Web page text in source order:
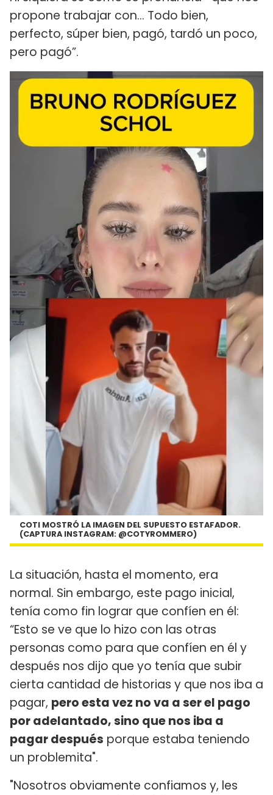
propone trabajar con... Todo bien,
perfecto, súper bien, pagó, tardó un poco,
pero pagó”.
COTI MOSTRÓ LA IMAGEN DEL SUPUESTO ESTAFADOR.
(CAPTURA INSTAGRAM: @COTYROMMERO)
La situación, hasta el momento, era
normal. Sin embargo, este pago inicial,
tenía como fin lograr que confíen en él:
“Esto se ve que lo hizo con las otras
personas como para que confíen en él y
después nos dijo que yo tenía que subir
cierta cantidad de historias y que nos iba a
pagar, pero esta vez no va a ser el pago
por adelantado, sino que nos iba a
pagar después porque estaba teniendo
un problemita".
"Nosotros obviamente confiamos y, les